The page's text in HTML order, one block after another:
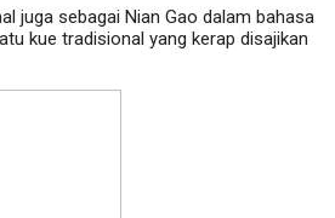
juga sebagai Nian Gao dalam bahasa
kue tradisional yang kerap disajikan